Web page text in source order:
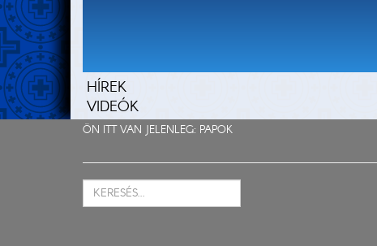
HÍREK
VIDEÓK
ÖN ITT VAN JELENLEG: PAPOK